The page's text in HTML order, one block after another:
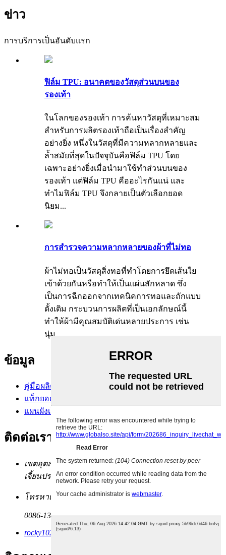
ข่าว
การบริการเป็นอันดับแรก
ฟิล์ม TPU: อนาคตของวัสดุส่วนบนของ
รองเท้า
ในโลกของรองเท้า การค้นหาวัสดุที่เหมาะสม
สำหรับการผลิตรองเท้าถือเป็นเรื่องสำคัญ
อย่างยิ่ง หนึ่งในวัสดุที่มีความหลากหลายและ
ล้ำสมัยที่สุดในปัจจุบันคือฟิล์ม TPU โดย
เฉพาะอย่างยิ่งเมื่อนำมาใช้ทำส่วนบนของ
รองเท้า แต่ฟิล์ม TPU คืออะไรกันแน่ และ
ทำไมฟิล์ม TPU จึงกลายเป็นตัวเลือกยอด
นิยม...
การสำรวจความหลากหลายของผ้าที่ไม่ทอ
ผ้าไม่ทอเป็นวัสดุสิ่งทอที่ทำโดยการยึดเส้นใย
เข้าด้วยกันหรือทำให้เป็นแผ่นสักหลาด ซึ่ง
เป็นการฉีกออกจากเทคนิคการทอและถักแบบ
ดั้งเดิม กระบวนการผลิตที่เป็นเอกลักษณ์นี้
ทำให้ผ้ามีคุณสมบัติเด่นหลายประการ เช่น
นุ่ม...
ข้อมูล
คู่มือผลิตภัณฑ์
แท็กยอดนิยม
แผนผังเว็บไซต์.xml
ติดต่อเรา
เขตอุตสาหกรรม Xingjin ถนนนันยางเมือง Shishi มณฑลฝู
เจี้ยนประเทศจีน
โทรหาเราตอนนี้:
0086-13489709709
rocky1023@wodetex.com